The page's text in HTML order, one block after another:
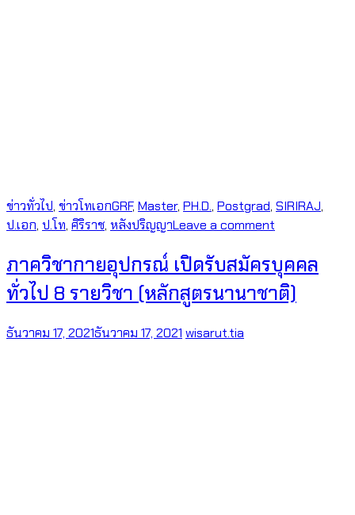
ข่าวทั่วไป, ข่าวโทเอกGRF, Master, PH.D., Postgrad, SIRIRAJ,
ป.เอก, ป.โท, ศิริราช, หลังปริญญาLeave a comment
ภาควิชากายอุปกรณ์ เปิดรับสมัครบุคคล
ทั่วไป 8 รายวิชา (หลักสูตรนานาชาติ)
ธันวาคม 17, 2021ธันวาคม 17, 2021 wisarut.tia